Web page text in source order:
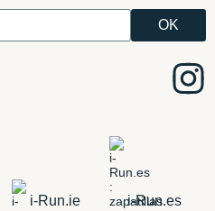
i-Run.ie i-Run.es